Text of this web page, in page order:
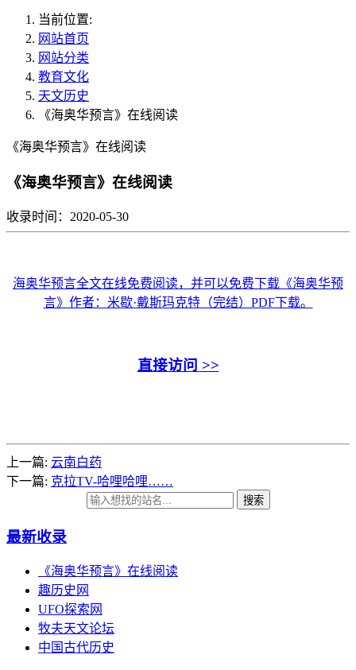
当前位置:
网站首页
网站分类
教育文化
天文历史
《海奥华预言》在线阅读
《海奥华预言》在线阅读
《海奥华预言》在线阅读
收录时间：2020-05-30
海奥华预言全文在线免费阅读，并可以免费下载《海奥华预
言》作者：米歇·戴斯玛克特（完结）PDF下载。
直接访问 >>
上一篇: 云南白药
下一篇: 克拉TV-哈哩哈哩……
搜索
最新收录
《海奥华预言》在线阅读
趣历史网
UFO探索网
牧夫天文论坛
中国古代历史